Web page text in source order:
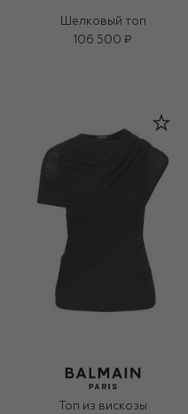
Шелковый топ
106 500 ₽
Топ из вискозы